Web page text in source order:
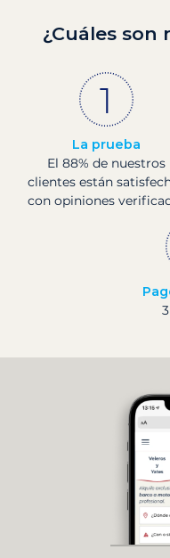
¿Cuáles son
La prueba
El 88% de nuestros
clientes están
con opiniones